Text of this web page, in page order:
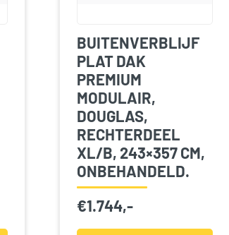
BUITENVERBLIJF
PLAT DAK
PREMIUM
MODULAIR,
DOUGLAS,
RECHTERDEEL
XL/B, 243×357 CM,
ONBEHANDELD.
€1.744,-